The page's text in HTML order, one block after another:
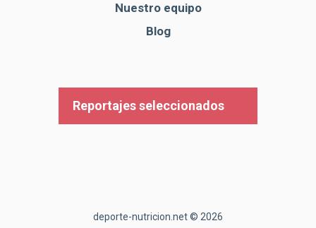
Nuestro equipo
Blog
Reportajes seleccionados
deporte-nutricion.net © 2026